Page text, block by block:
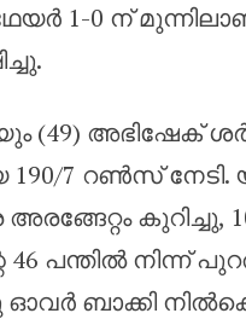
1-0 ന്
(49) അഭിഷേക്
7 റൺസ് നേടി.
കുറിച്ചു, 10
പന്തിൽ നിന്ന്
ബാക്കി